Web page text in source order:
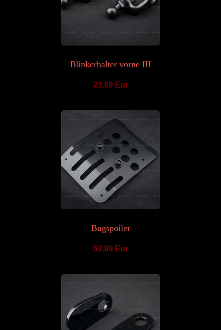
Blinkerhalter vorne III
23,69 Eur
Bugspoiler
53,69 Eur